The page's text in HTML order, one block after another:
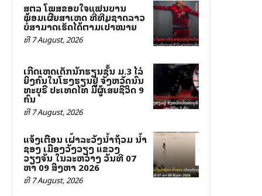
ສຕລ ໂພສຂອບໃຈແຟນບານ
ພ້ອມເຜີຍສາເຫດ ທີ່ທີມຊາດລາວ
ບໍ່ສາມາດເຮັດໄດ້ຕາມເປົ້າໝາຍ
ທີ 7 August, 2026
ເກີດເຫດເດັກນັກຮຽນຊັ້ນ ມ.3 ໄລ່
ຍິງຄົນໃນໂຮງຮຽນຢູ່ ຈັງຫວັດນົນ
ທະບຸຣີ ປະເທດໄທ ມີຜູ້ເສຍຊີວິດ 9
ຄົນ
ທີ 7 August, 2026
ແຈ້ງເຕືອນ ເຝົ້າລະວັງນ້ຳຖ້ວມ ນ້ຳ
ຊອງ ເມືອງວັງວຽງ ແຂວງ
ວຽງຈັນ ໃນລະຫວ່າງ ວັນທີ 07
ຫາ 09 ສິງຫາ 2026
ທີ 7 August, 2026